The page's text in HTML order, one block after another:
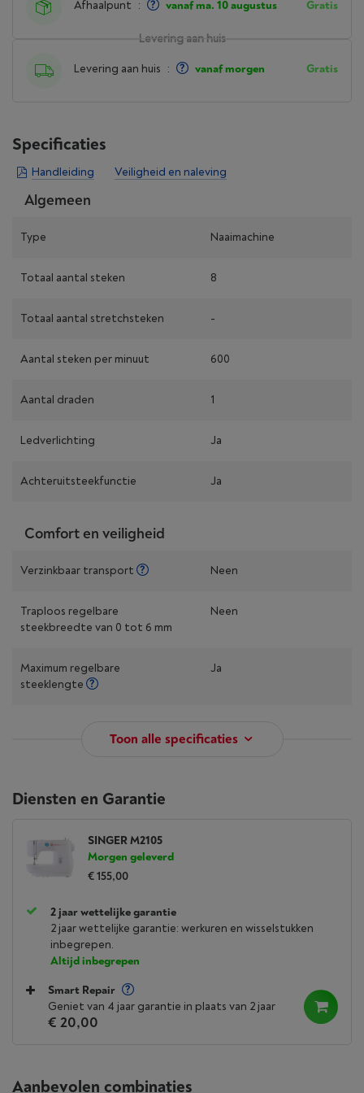
Levering aan huis
Levering aan huis : vanaf morgen Gratis
Afhaalpunt : vanaf ma. 10 augustus Gratis
Specificaties
Handleiding Veiligheid en naleving
Algemeen
Type Naaimachine
Totaal aantal steken 8
Totaal aantal stretchsteken -
Aantal steken per minuut 600
Aantal draden 1
Ledverlichting Ja
Achteruitsteekfunctie Ja
Comfort en veiligheid
Verzinkbaar transport Neen
Traploos regelbare
steekbreedte van 0 tot 6 mm
Neen
Maximum regelbare
steeklengte
Ja
Toon alle specificaties
Diensten en Garantie
SINGER M2105
Morgen geleverd
€ 155,00
2 jaar wettelijke garantie
2 jaar wettelijke garantie: werkuren en wisselstukken
inbegrepen.
Altijd inbegrepen
Smart Repair
Geniet van 4 jaar garantie in plaats van 2 jaar
€ 20,00
Aanbevolen combinaties